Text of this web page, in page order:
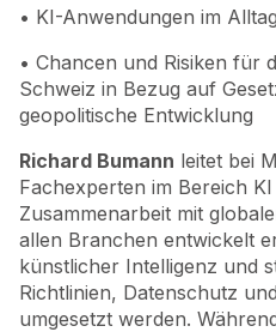
• KI-Anwendungen im Alltag
• Chancen und Risiken für
Schweiz in Bezug auf
geopolitische Entwicklung
Richard Bumann leitet bei
Fachexperten im Bereich
Zusammenarbeit mit
allen Branchen entwickelt
künstlicher Intelligenz und
Richtlinien, Datenschutz
umgesetzt werden.